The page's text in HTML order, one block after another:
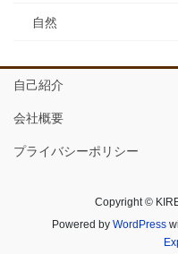
自然
自己紹介
会社概要
プライバシーポリシー
Copyright ©
Powered by WordPress